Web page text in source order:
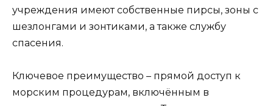
учреждения имеют собственные пирсы, зоны с
шезлонгами и зонтиками, а также службу
спасения.
Ключевое преимущество – прямой доступ к
морским процедурам, включённым в